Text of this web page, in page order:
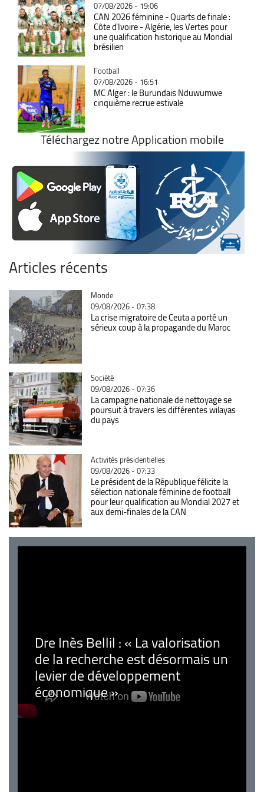
07/08/2026 - 19:06
CAN 2026 féminine - Quarts de finale :
Côte d'Ivoire - Algérie, les Vertes pour
une qualification historique au Mondial
brésilien
Catégorie
Football
07/08/2026 - 16:51
MC Alger : le Burundais Nduwumwe
cinquième recrue estivale
Téléchargez notre Application mobile
Articles récents
Catégorie
Monde
09/08/2026 - 07:38
La crise migratoire de Ceuta a porté un
sérieux coup à la propagande du Maroc
Catégorie
Société
09/08/2026 - 07:36
La campagne nationale de nettoyage se
poursuit à travers les différentes wilayas
du pays
Catégorie
Activités présidentielles
09/08/2026 - 07:33
Le président de la République félicite la
sélection nationale féminine de football
pour leur qualification au Mondial 2027 et
aux demi-finales de la CAN
Dre Inès Bellil : « La valorisation
de la recherche est désormais un
levier de développement
économique »